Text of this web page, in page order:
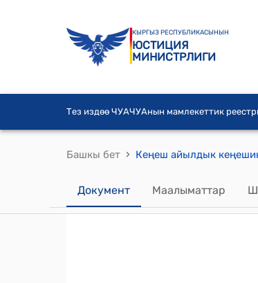
КЫРГЫЗ РЕСПУБЛИКАСЫНЫН
ЮСТИЦИЯ
МИНИСТРЛИГИ
Тез издөө ЧУАЧУАнын мамлекеттик
Башкы бет ›
Документ Маалыматтар